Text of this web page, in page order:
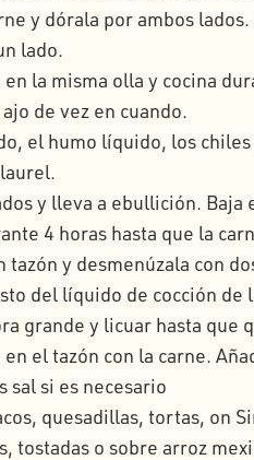
y dórala por ambos lados.
lado.
la misma olla y cocina
de vez en cuando.
el humo líquido, los
y lleva a ebullición. Baja
4 horas hasta que la
tazón y desmenúzala con
del líquido de cocción de
grande y licuar hasta que
el tazón con la carne.
sal si es necesario
quesadillas, tortas, on
tostadas o sobre arroz